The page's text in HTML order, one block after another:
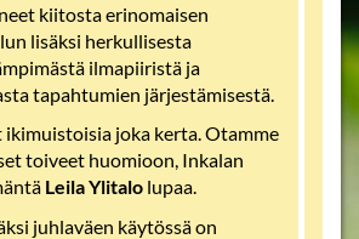
kiitosta erinomaisen
lisäksi herkullisesta
ilmapiiristä ja
tapahtumien järjestämisestä.
ikimuistoisia joka kerta. Otamme
toiveet huomioon, Inkalan
Leila Ylitalo lupaa.
juhlaväen käytössä on